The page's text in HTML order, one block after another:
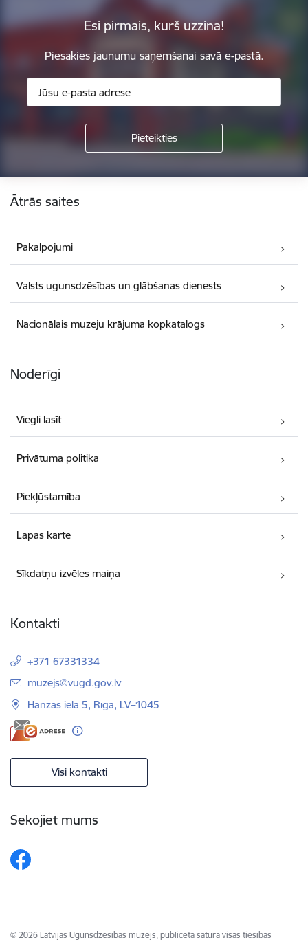
Esi pirmais, kurš uzzina!
Piesakies jaunumu saņemšanai savā e-pastā.
Ātrās saites
Pakalpojumi
Valsts ugunsdzēsības un glābšanas dienests
Nacionālais muzeju krājuma kopkatalogs
Noderīgi
Viegli lasīt
Privātuma politika
Piekļūstamība
Lapas karte
Sīkdatņu izvēles maiņa
Kontakti
+371 67331334
E-pasts:
muzejs@vugd.gov.lv
Hanzas iela 5, Rīgā, LV–1045
Visi kontakti
Sekojiet mums
© 2026 Latvijas Ugunsdzēsības muzejs, publicētā satura visas tiesības